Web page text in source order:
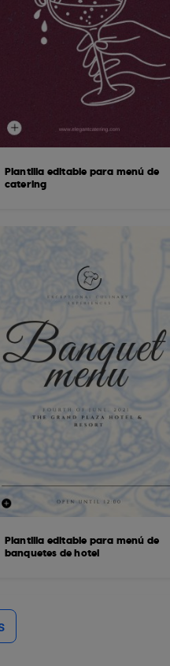
Plantilla editable para menú de
catering
Plantilla editable para menú de
banquetes de hotel